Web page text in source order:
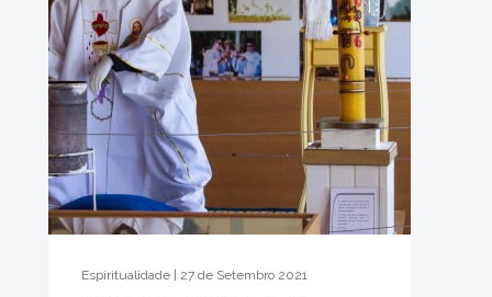
Espiritualidade | 27 de Setembro 2021